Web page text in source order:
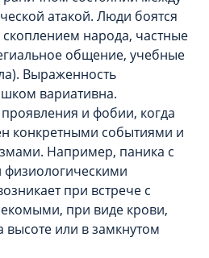
атакой. Люди боятся
народа, частные
общение, учебные
Выраженность
вариативна.
и фобии, когда
конкретными событиями и
Например, паника с
при встрече с
при виде крови,
или в замкнутом